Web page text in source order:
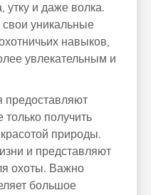
утку и даже волка.
уникальные
навыков,
увлекательным и
предоставляют
получить
природы.
и представляют
охоты. Важно
большое